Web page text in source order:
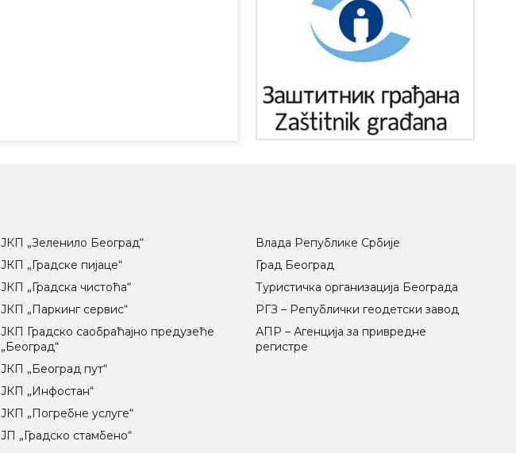
ЈКП „Зеленило Београд“
ЈКП „Градске пијаце“
ЈКП „Градска чистоћа“
ЈКП „Паркинг сервис“
ЈКП Градско саобраћајно предузеће
„Београд“
ЈКП „Београд пут“
ЈКП „Инфостан“
ЈКП „Погребне услуге“
ЈП „Градско стамбено“
Влада Републике Србије
Град Београд
Туристичка организација Београда
РГЗ – Републички геодетски завод
АПР – Агенција за привредне
регистре